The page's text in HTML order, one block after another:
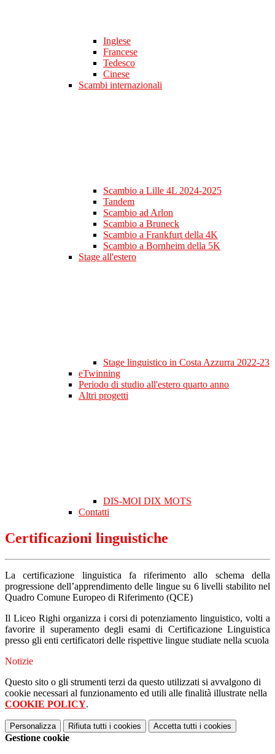
Inglese
Francese
Tedesco
Cinese
Scambi internazionali
Scambio a Lille 4L 2024-2025
Tandem
Scambio ad Arlon
Scambio a Bruneck
Scambio a Frankfurt della 4K
Scambio a Bornheim della 5K
Stage all'estero
Stage linguistico in Costa Azzurra 2022-23
eTwinning
Periodo di studio all'estero quarto anno
Altri progetti
DIS-MOI DIX MOTS
Contatti
Certificazioni linguistiche
La certificazione linguistica fa riferimento allo schema della
progressione dell’apprendimento delle lingue su 6 livelli stabilito nel
Quadro Comune Europeo di Riferimento (QCE)
Il Liceo Righi organizza i corsi di potenziamento linguistico, volti a
favorire il superamento degli esami di Certificazione Linguistica
presso gli enti certificatori delle rispettive lingue studiate nella scuola
Notizie
Questo sito o gli strumenti terzi da questo utilizzati si avvalgono di
cookie necessari al funzionamento ed utili alle finalità illustrate nella
COOKIE POLICY.
Personalizza Rifiuta tutti i cookies Accetta tutti i cookies
Gestione cookie